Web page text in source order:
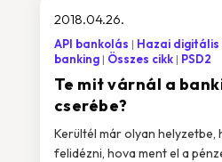
Te mit várnál a
cserébe?
2018.04.26.
API bankolás Hazai digitális
banking
Összes cikk PSD2
Kerültél már olyan helyzetbe,
felidézni, hova ment el a